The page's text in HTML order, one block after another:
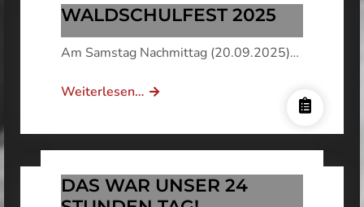
AUSTAUSCH
DES
KOMMANDOBUSES
WALDSCHULFEST 2025
Am Samstag Nachmittag (20.09.2025)…
Weiterlesen…WALDSCHULFEST
DAS WAR UNSER 24